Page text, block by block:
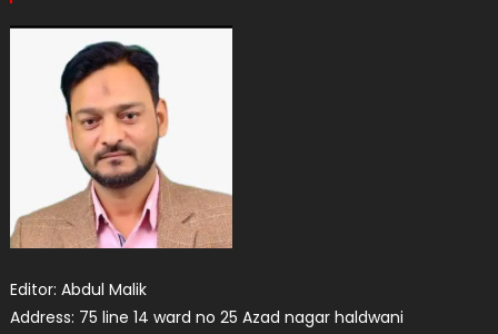
Editor: Abdul Malik
Address: 75 line 14 ward no 25 Azad nagar haldwani